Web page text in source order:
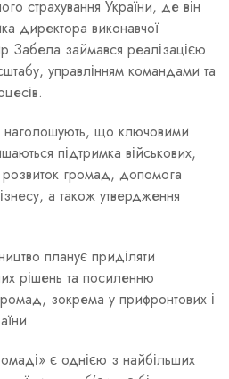
страхування України, де він
директора виконавчої
Забела займався реалізацією
управлінням командами та
що ключовими
підтримка військових,
розвиток громад, допомога
а також утвердження
планує приділяти
рішень та посиленню
зокрема у прифронтових і
є однією з найбільших